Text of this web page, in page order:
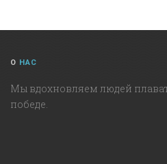
О НАС
Мы вдохновляем людей
победе.